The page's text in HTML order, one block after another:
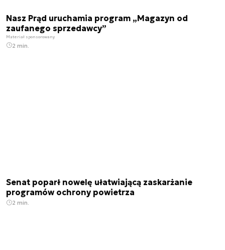
Nasz Prąd uruchamia program „Magazyn od
zaufanego sprzedawcy”
Materiał sponsorowany
2 min.
Senat poparł nowelę ułatwiającą zaskarżanie
programów ochrony powietrza
2 min.